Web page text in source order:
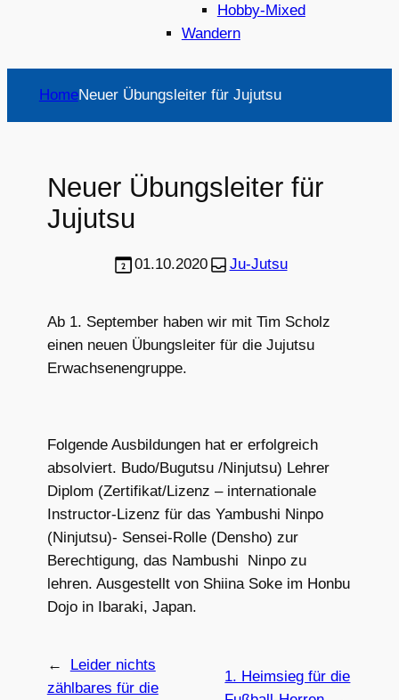
Hobby-Mixed
Wandern
HomeNeuer Übungsleiter für Jujutsu
Neuer Übungsleiter für
Jujutsu
01.10.2020 Ju-Jutsu
Ab 1. September haben wir mit Tim Scholz
einen neuen Übungsleiter für die Jujutsu
Erwachsenengruppe.
Folgende Ausbildungen hat er erfolgreich
absolviert. Budo/Bugutsu /Ninjutsu) Lehrer
Diplom (Zertifikat/Lizenz – internationale
Instructor-Lizenz für das Yambushi Ninpo
(Ninjutsu)- Sensei-Rolle (Densho) zur
Berechtigung, das Nambushi Ninpo zu
lehren. Ausgestellt von Shiina Soke im Honbu
Dojo in Ibaraki, Japan.
←
Leider nichts
zählbares für die
1. Heimsieg für die